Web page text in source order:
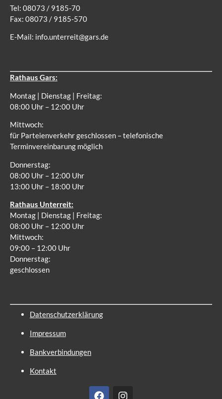
Tel: 08073 / 9185-70
Fax: 08073 / 9185-570
E-Mail: info.unterreit@gars.de
Rathaus Gars:
Montag | Dienstag | Freitag:
08:00 Uhr – 12:00 Uhr
Mittwoch:
für Parteienverkehr geschlossen – telefonische
Terminvereinbarung möglich
Donnerstag:
08:00 Uhr – 12:00 Uhr
13:00 Uhr – 18:00 Uhr
Rathaus Unterreit:
Montag | Dienstag | Freitag:
08:00 Uhr – 12:00 Uhr
Mittwoch:
09:00 – 12:00 Uhr
Donnerstag:
geschlossen
Datenschutzerklärung
Impressum
Bankverbindungen
Kontakt